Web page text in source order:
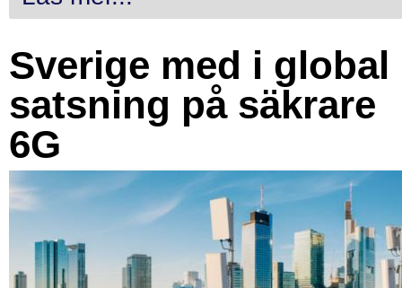
Sverige med i global
satsning på säkrare
6G